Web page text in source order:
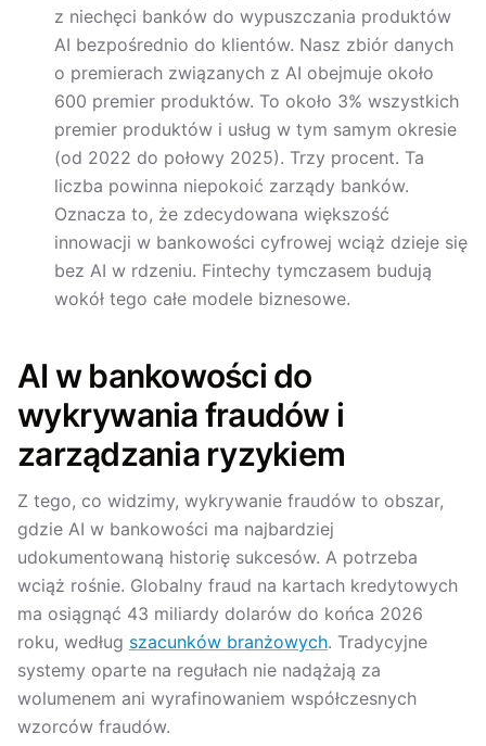
z niechęci banków do wypuszczania produktów
AI bezpośrednio do klientów. Nasz zbiór danych
o premierach związanych z AI obejmuje około
600 premier produktów. To około 3% wszystkich
premier produktów i usług w tym samym okresie
(od 2022 do połowy 2025). Trzy procent. Ta
liczba powinna niepokoić zarządy banków.
Oznacza to, że zdecydowana większość
innowacji w bankowości cyfrowej wciąż dzieje się
bez AI w rdzeniu. Fintechy tymczasem budują
wokół tego całe modele biznesowe.
AI w bankowości do
wykrywania fraudów i
zarządzania ryzykiem
Z tego, co widzimy, wykrywanie fraudów to obszar,
gdzie AI w bankowości ma najbardziej
udokumentowaną historię sukcesów. A potrzeba
wciąż rośnie. Globalny fraud na kartach kredytowych
ma osiągnąć 43 miliardy dolarów do końca 2026
roku, według szacunków branżowych. Tradycyjne
systemy oparte na regułach nie nadążają za
wolumenem ani wyrafinowaniem współczesnych
wzorców fraudów.